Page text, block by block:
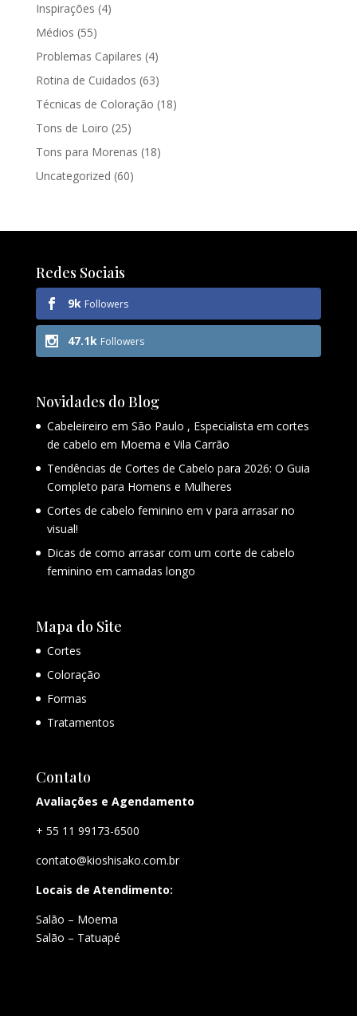
Inspirações (4)
Médios (55)
Problemas Capilares (4)
Rotina de Cuidados (63)
Técnicas de Coloração (18)
Tons de Loiro (25)
Tons para Morenas (18)
Uncategorized (60)
Redes Sociais
9k Followers
47.1k Followers
Novidades do Blog
Cabeleireiro em São Paulo , Especialista em cortes
de cabelo em Moema e Vila Carrão
Tendências de Cortes de Cabelo para 2026: O Guia
Completo para Homens e Mulheres
Cortes de cabelo feminino em v para arrasar no
visual!
Dicas de como arrasar com um corte de cabelo
feminino em camadas longo
Mapa do Site
Cortes
Coloração
Formas
Tratamentos
Contato
Avaliações e Agendamento
+ 55 11 99173-6500
contato@kioshisako.com.br
Locais de Atendimento:
Salão – Moema
Salão – Tatuapé